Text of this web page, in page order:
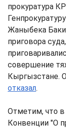
прокуратура
Жаныбека
приговора
совершение
Кыргызстане.
отказал.
Отметим, что в
Конвенции "О